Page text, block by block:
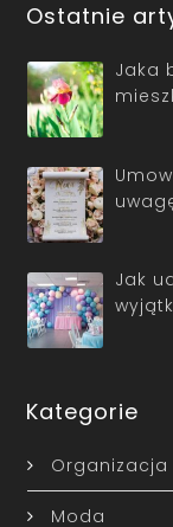
Ostatnie
Jaka
Jak
Kategorie
Organizacja
Moda